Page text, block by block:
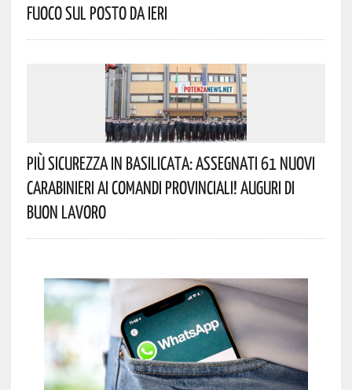
Fuoco Sul Posto Da Ieri
Più Sicurezza In Basilicata: Assegnati 61 Nuovi
Carabinieri Ai Comandi Provinciali! Auguri Di
Buon Lavoro